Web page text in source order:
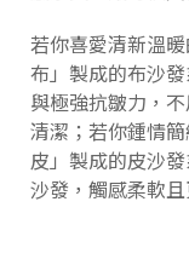
若你喜愛清新溫
布」製成的布沙
與極強抗皺力，
清潔；若你鍾情
皮」製成的皮沙
沙發，觸感柔軟且